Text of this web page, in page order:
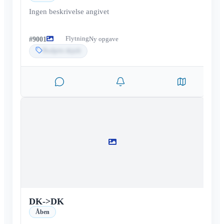
Ingen beskrivelse angivet
#9001 FlytningNy opgave
DK->DK
Åben